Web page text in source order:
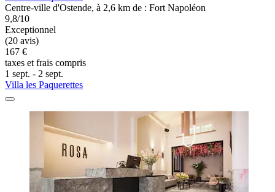
Centre-ville d'Ostende, à 2,6 km de : Fort Napoléon
9,8/10
Exceptionnel
(20 avis)
167 €
taxes et frais compris
1 sept. - 2 sept.
Villa les Paquerettes